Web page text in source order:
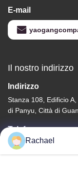
E-mail
Il nostro indirizzo
Indirizzo
Stanza 108, Edificio
di Panyu, Città di
Telefono
0086-15112103717
Rachael